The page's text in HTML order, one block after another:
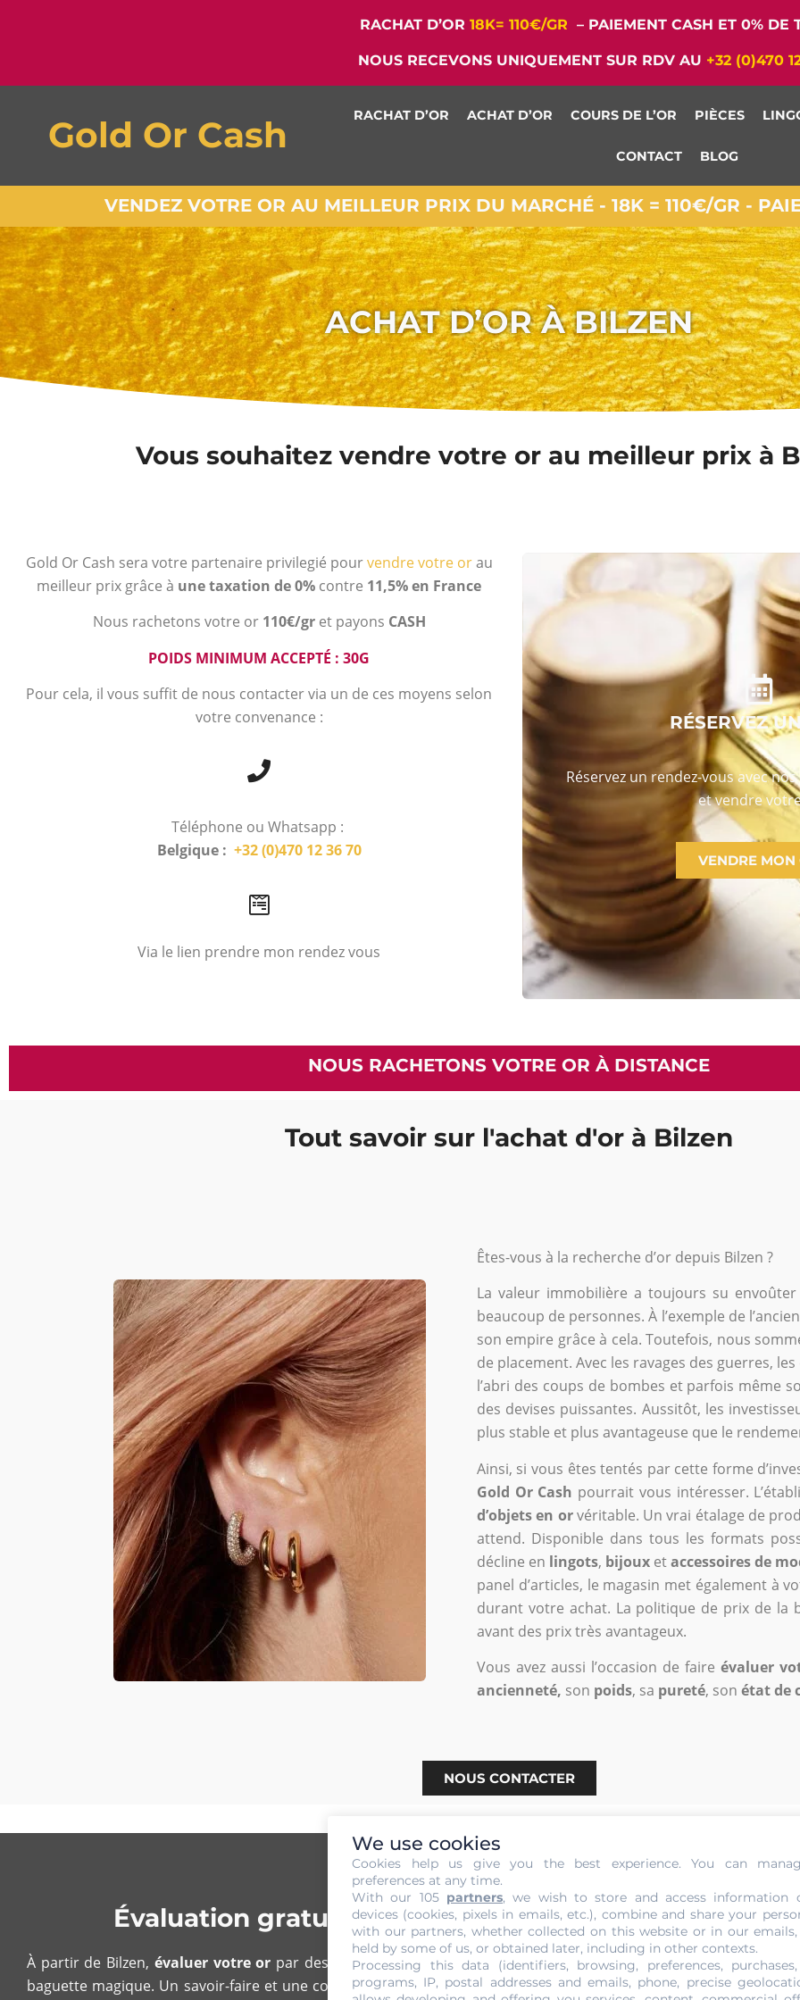
RACHAT D’OR 18K= 110€/GR – PAIEMENT CASH ET 0% DE
NOUS RECEVONS UNIQUEMENT SUR RDV AU +32 (0)470
Gold Or Cash RACHAT D’OR ACHAT D’OR COURS DE L’OR PIÈCES
CONTACT BLOG
VENDEZ VOTRE OR AU MEILLEUR PRIX DU MARCHÉ - 18K = 110€/GR -
ACHAT D’OR À BILZEN
Vous souhaitez vendre votre or au meilleur prix à
Gold Or Cash sera votre partenaire privilegié pourvendre votre orau
meilleur prix grâce à une taxation de 0% contre 11,5% en France
Nous rachetons votre or 110€/gr et payons CASH
POIDS MINIMUM ACCEPTÉ : 30G
Pour cela, il vous suffit de nous contacter via un de ces moyens selon
votre convenance :
Téléphone ou Whatsapp :
Belgique : +32 (0)470 12 36 70
Via le lien prendre mon rendez vous
RÉSERVEZ
Réservez un rendez-vous avec
et vendre
VENDRE MON
NOUS RACHETONS VOTRE OR À DISTANCE
Tout savoir sur l'achat d'or à Bilzen
Êtes-vous à la recherche d’or depuis Bilzen ?
La valeur immobilière a toujours su
beaucoup de personnes. À l’exemple de
son empire grâce à cela. Toutefois, nous
de placement. Avec les ravages des guerres,
l’abri des coups de bombes et parfois même
des devises puissantes. Aussitôt, les
plus stable et plus avantageuse que le
Ainsi, si vous êtes tentés par cette forme
Gold Or Cash pourrait vous intéresser.
d’objets en orvéritable. Un vrai étalage de
attend. Disponible dans tous les formats
décline en lingots, bijouxetaccessoires de
panel d’articles, le magasin met également à
durant votre achat. La politique de prix de la
avant des prix très avantageux.
Vous avez aussi l’occasion de faire évaluer
ancienneté, son poids, sa pureté, son état de
NOUS CONTACTER
Évaluation gratuite et sans Engagement de votre Or
À partir de Bilzen, évaluer votre or par des experts n’est pas compliquer. Par le biais de lajoaillerie Gold Or
baguette magique. Un savoir-faire et une compétence accompagnent nos techniciens spécialistes pour
We use cookies
Cookies help us give you the best experience. You can
preferences at any time.
With our 105 partners, we wish to store and access information
devices (cookies, pixels in emails, etc.), combine and share your
with our partners, whether collected on this website or in our emails,
held by some of us, or obtained later, including in other contexts.
Processing this data (identifiers, browsing, preferences,
programs, IP, postal addresses and emails, phone, precise